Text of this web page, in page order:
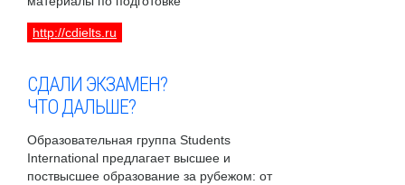
http://cdielts.ru
СДАЛИ ЭКЗАМЕН?
ЧТО ДАЛЬШЕ?
Образовательная группа Students
International предлагает высшее и
поствысшее образование за рубежом: от